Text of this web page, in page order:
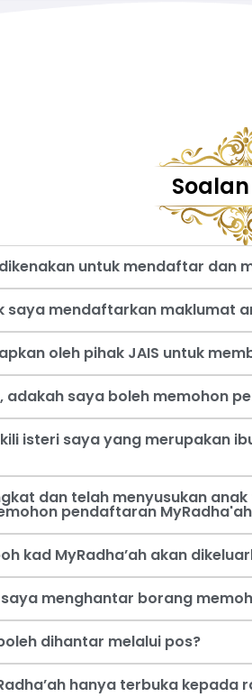
untuk mendaftar dan
saya mendaftarkan maklumat
oleh pihak JAIS untuk
adakah saya boleh memohon
isteri saya yang merupakan
dan telah menyusukan
pendaftaran
kad MyRadha’ah akan
menghantar borang
dihantar melalui pos?
hanya terbuka kepada